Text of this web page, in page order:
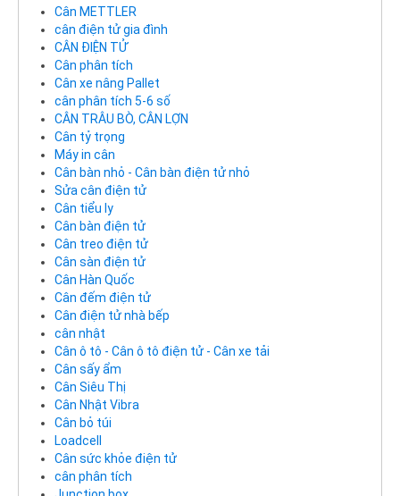
Cân METTLER
cân điện tử gia đình
CÂN ĐIỆN TỬ
Cân phân tích
Cân xe nâng Pallet
cân phân tích 5-6 số
CÂN TRÂU BÒ, CÂN LỢN
Cân tỷ trọng
Máy in cân
Cân bàn nhỏ - Cân bàn điện tử nhỏ
Sửa cân điện tử
Cân tiểu ly
Cân bàn điện tử
Cân treo điện tử
Cân sàn điện tử
Cân Hàn Quốc
Cân đếm điện tử
Cân điện tử nhà bếp
cân nhật
Cân ô tô - Cân ô tô điện tử - Cân xe tải
Cân sấy ẩm
Cân Siêu Thị
Cân Nhật Vibra
Cân bỏ túi
Loadcell
Cân sức khỏe điện tử
cân phân tích